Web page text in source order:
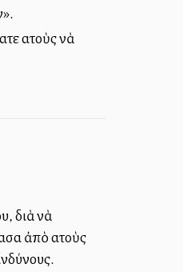
αὐτοὺς νὰ
διὰ νὰ
ἀπὸ αὐτοὺς